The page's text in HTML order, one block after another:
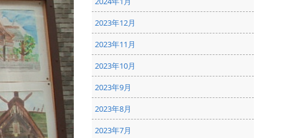
2023年12月
2023年11月
2023年10月
2023年9月
2023年8月
2023年7月